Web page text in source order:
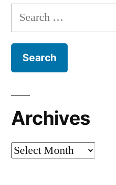
pagination
Search
for:
Archives
Archives